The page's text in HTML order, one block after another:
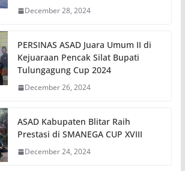
December 28, 2024
PERSINAS ASAD Juara Umum II di
Kejuaraan Pencak Silat Bupati
Tulungagung Cup 2024
December 26, 2024
ASAD Kabupaten Blitar Raih
Prestasi di SMANEGA CUP XVIII
December 24, 2024